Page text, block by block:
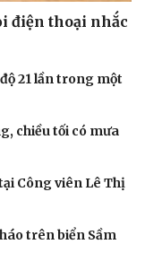
điện thoại nhắc
21 lần trong một
chiều tối có mưa
Công viên Lê Thị
trên biển Sầm